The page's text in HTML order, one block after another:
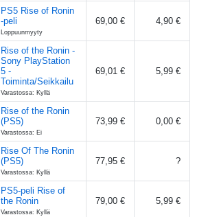
PS5 Rise of Ronin
-peli
Loppuunmyyty
69,00 € 4,90 €
Rise of the Ronin -
Sony PlayStation
5 -
Toiminta/Seikkailu
Varastossa: Kyllä
69,01 € 5,99 €
Rise of the Ronin
(PS5)
Varastossa: Ei
73,99 € 0,00 €
Rise Of The Ronin
(PS5)
Varastossa: Kyllä
77,95 € ?
PS5-peli Rise of
the Ronin
Varastossa: Kyllä
79,00 € 5,99 €